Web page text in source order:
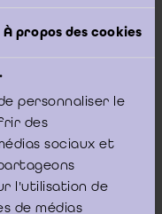
À propos des cookies
personnaliser le
des
sociaux et
l'utilisation de
de médias